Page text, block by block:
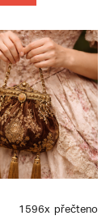
1596x přečteno